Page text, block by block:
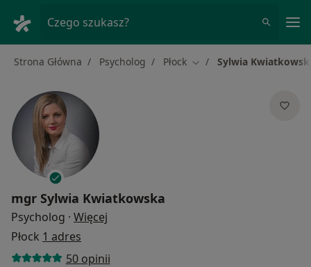
Czego szukasz?
Strona Główna Psycholog Płock Zmień miasto
Sylwia
mgr Sylwia Kwiatkowska
Psycholog · Więcej
Płock 1 adres
50 opinii